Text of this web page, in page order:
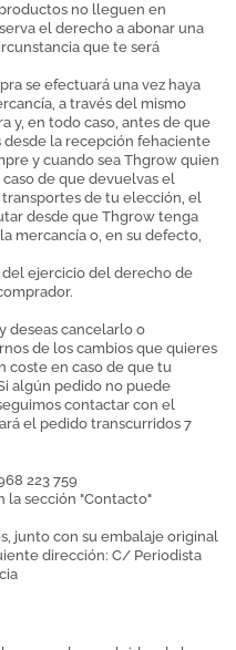
no lleguen en
el derecho a abonar una
que te será
se efectuará una vez haya
a través del mismo
y, en todo caso, antes de que
desde la recepción fehaciente
y cuando sea Thgrow quien
de que devuelvas el
de tu elección, el
desde que Thgrow tenga
mercancía o, en su defecto,
ejercicio del derecho de
deseas cancelarlo o
de los cambios que quieres
coste en caso de que tu
algún pedido no puede
contactar con el
el pedido transcurridos 7
223 759
la sección "Contacto"
junto con su embalaje original
dirección: C/ Periodista